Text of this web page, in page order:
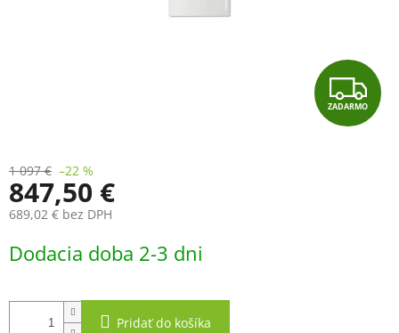
Z
A
ZADARMO
1 097 € –22 %
847,50 €
689,02 € bez DPH
cena:
Dodacia doba 2-3 dni
Pridať do košíka